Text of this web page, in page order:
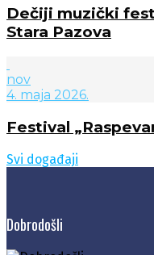
Dečiji muzički
Stara Pazova
nov
4. maja 2026.
Festival
Svi događaji
Dobrodošli